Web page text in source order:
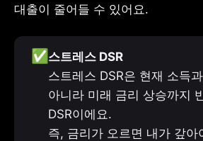
대출이 줄어들 수 있어요.
✅
스트레스 DSR은 현재 소득
아니라 미래 금리 상승까지
DSR이에요.
즉, 금리가 오르면 내가 갚아